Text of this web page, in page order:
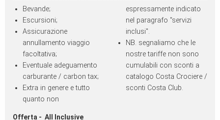
Bevande;
Escursioni;
Assicurazione
annullamento viaggio
facoltativa;
Eventuale adeguamento
carburante / carbon tax;
Extra in genere e tutto
quanto non
espressamente indicato
nel paragrafo "servizi
inclusi".
NB. segnaliamo che le
nostre tariffe non sono
cumulabili con sconti a
catalogo Costa Crociere /
sconti Costa Club.
Offerta - All Inclusive